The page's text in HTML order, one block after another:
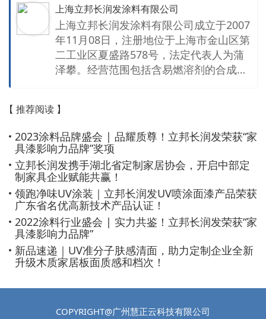
上海立邦长润发涂料有限公司
上海立邦长润发涂料有限公司成立于2007
年11月08日，注册地位于上海市金山区第
二工业区夏盛路578号，法定代表人为蒲
泽攀。经营范围包括含易燃溶剂的合成树
家具漆固化剂、PU家具漆、PE家具漆、U
V光固化涂料）的研发、生产，水性涂料
销售。
【 推荐阅读 】
2023涂料品牌盛会 | 品耀质尊！立邦长润发荣获“家
具漆影响力品牌”奖项
立邦长润发携手湖北省定制家居协会，开启中部定
制家具企业赋能共赢！
领跑净味UV涂装｜立邦长润发UV喷涂面漆产品荣获
广东省名优高新技术产品认证！
2022涂料行业盛会 | 实力共鉴！立邦长润发荣获“家
具漆影响力品牌”
新品速递｜UV准分子肤感清面，助力定制企业全新
升级木质家居板面质感和档次！
COPYRIGHT@广州慧正云科技有限公司